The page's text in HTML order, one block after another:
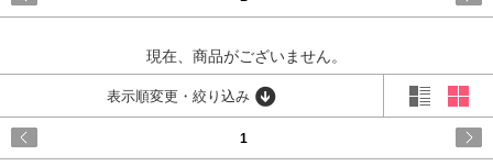
現在、商品がございません。
表示順変更・絞り込み
1